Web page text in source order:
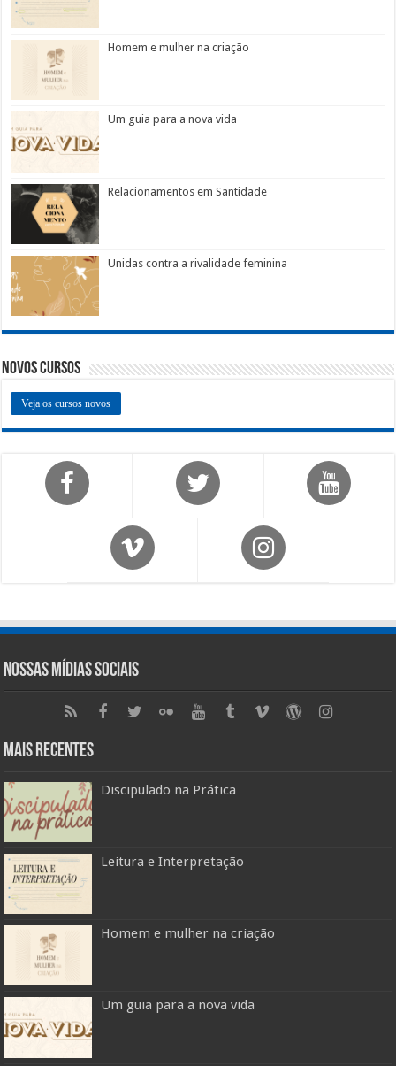
Homem e mulher na criação
Um guia para a nova vida
Relacionamentos em Santidade
Unidas contra a rivalidade feminina
Novos Cursos
Veja os cursos novos
Nossas Mídias Sociais
Mais Recentes
Discipulado na Prática
Leitura e Interpretação
Homem e mulher na criação
Um guia para a nova vida